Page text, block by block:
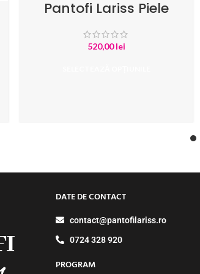
Pantofi Lariss Piele
Intoarsa Albastru
520,00lei
DATE DE CONTACT
contact@pantofilariss.ro
0724 328 920
PROGRAM